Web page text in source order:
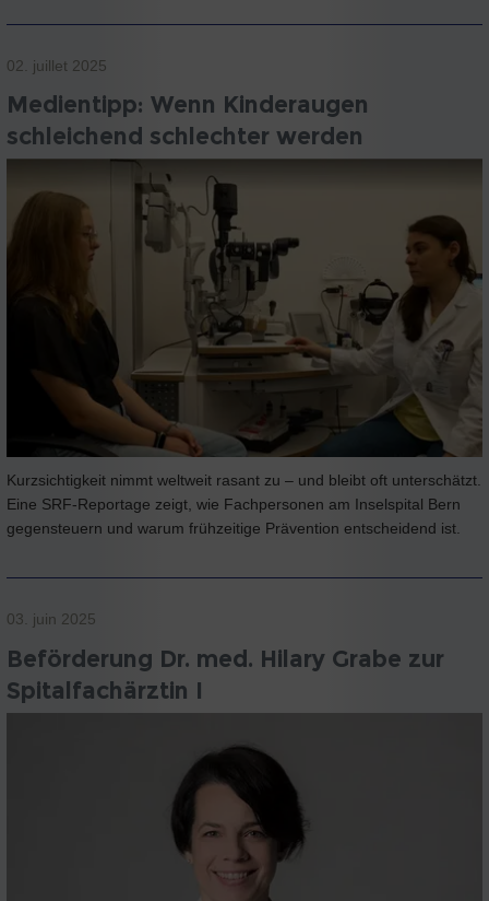
02. juillet 2025
Medientipp: Wenn Kinderaugen
schleichend schlechter werden
Kurzsichtigkeit nimmt weltweit rasant zu – und bleibt oft unterschätzt.
Eine SRF-Reportage zeigt, wie Fachpersonen am Inselspital Bern
gegensteuern und warum frühzeitige Prävention entscheidend ist.
03. juin 2025
Beförderung Dr. med. Hilary Grabe zur
Spitalfachärztin I